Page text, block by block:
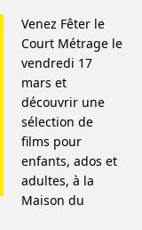
Venez Fêter le
Court Métrage le
vendredi 17
mars et
découvrir une
sélection de
films pour
enfants, ados et
adultes, à la
Maison du